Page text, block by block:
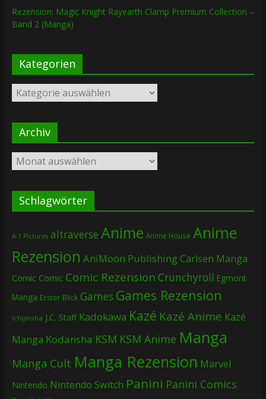
Rezension: Magic Knight Rayearth Clamp Premium Collection –
Band 2 (Manga)
Kategorien
Kategorien
Archiv
Archiv
Schlagwörter
A-1 Pictures altraverse Anime Anime House Anime
Rezension AniMoon PublishingCarlsen Manga
Comic Comic Comic Rezension Crunchyroll Egmont
Manga Erster Blick Games Games Rezension
Ichijinsha J.C. Staff Kadokawa Kazé Kazé Anime Kazé
Manga Kodansha KSM KSM Anime Manga
Manga Cult Manga Rezension Marvel
Nintendo Nintendo Switch Panini Panini Comics